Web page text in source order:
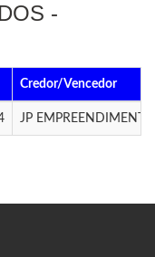
-
Credor/Vencedor
JP